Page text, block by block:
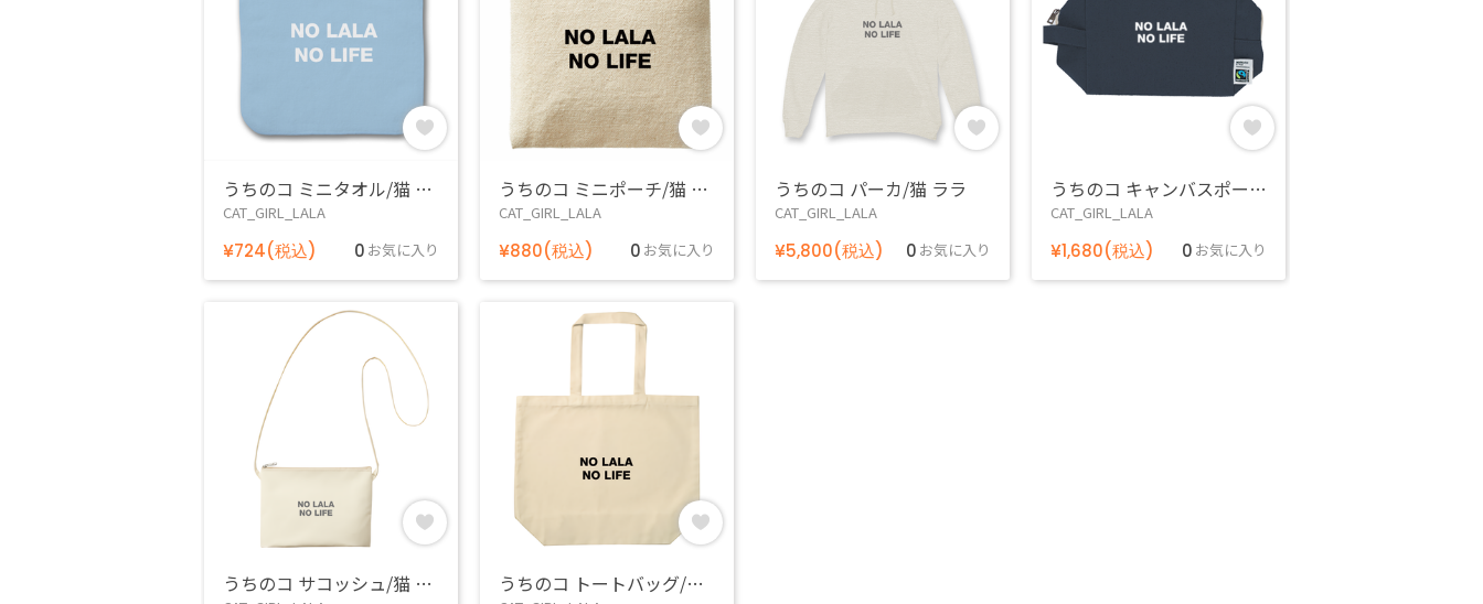
うちのコ ミニタオル/猫 ララ
CAT_GIRL_LALA
¥724(税込) 0 お気に入り
うちのコ ミニポーチ/猫 ララ
CAT_GIRL_LALA
¥880(税込) 0 お気に入り
うちのコ パーカ/猫 ララ
CAT_GIRL_LALA
¥5,800(税込) 0 お気に入り
うちのコ キャンバスポーチ/猫 ララ
CAT_GIRL_LALA
¥1,680(税込) 0 お気に入り
うちのコ サコッシュ/猫 ララ うちのコ トートバッグ/猫 ララ